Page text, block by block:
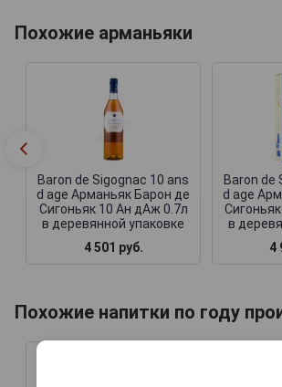
Похожие арманьяки
Baron de Sigognac 10 ans
d age Арманьяк Барон де
Сигоньяк 10 Ан дАж 0.7л
в деревянной упаковке
4 501 руб.
Baron de
d age
в
4
Похожие напитки по году